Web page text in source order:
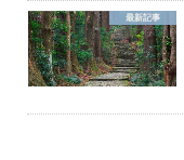
最新記事